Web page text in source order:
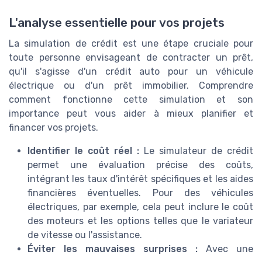
L'analyse essentielle pour vos projets
La simulation de crédit est une étape cruciale pour
toute personne envisageant de contracter un prêt,
qu'il s'agisse d'un crédit auto pour un véhicule
électrique ou d'un prêt immobilier. Comprendre
comment fonctionne cette simulation et son
importance peut vous aider à mieux planifier et
financer vos projets.
Identifier le coût réel : Le simulateur de crédit
permet une évaluation précise des coûts,
intégrant les taux d'intérêt spécifiques et les aides
financières éventuelles. Pour des véhicules
électriques, par exemple, cela peut inclure le coût
des moteurs et les options telles que le variateur
de vitesse ou l'assistance.
Éviter les mauvaises surprises : Avec une